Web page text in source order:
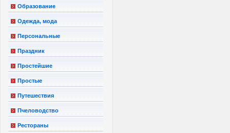
Образование
Одежда, мода
Персональные
Праздник
Простейшие
Простые
Путешествия
Пчеловодство
Рестораны